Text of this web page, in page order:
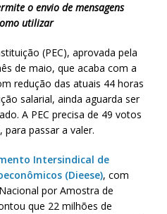
o envio de mensagens
utilizar
(PEC), aprovada pela
de maio, que acaba com a
redução das atuais 44 horas
salarial, ainda aguarda ser
A PEC precisa de 49 votos
passar a valer.
Intersindical de
(Dieese), com
por Amostra de
que 22 milhões de